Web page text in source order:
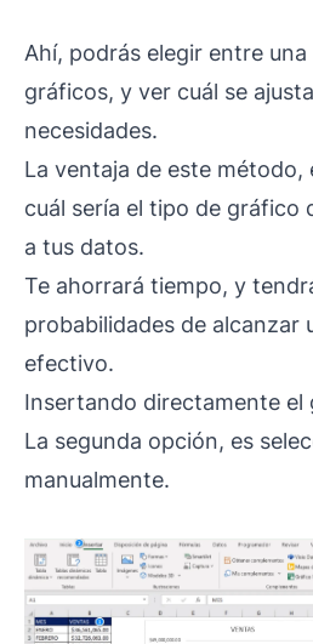
Ahí, podrás elegir entre
gráficos, y ver cuál se
necesidades.
La ventaja de este método,
cuál sería el tipo de gráfico
a tus datos.
Te ahorrará tiempo, y
probabilidades de alcanzar
efectivo.
Insertando directamente el
La segunda opción, es
manualmente.